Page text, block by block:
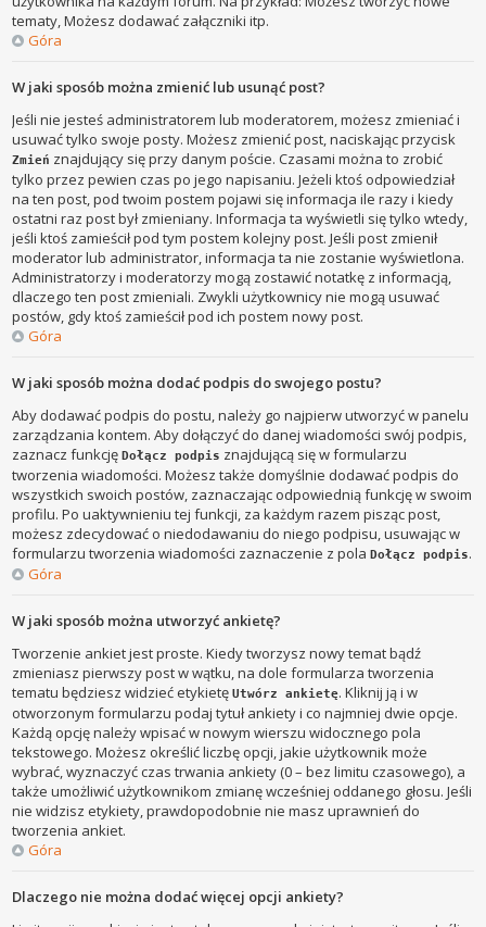
tematy, Możesz dodawać załączniki itp.
Góra
W jaki sposób można zmienić lub usunąć post?
Jeśli nie jesteś administratorem lub moderatorem, możesz zmieniać i
usuwać tylko swoje posty. Możesz zmienić post, naciskając przycisk
Zmień znajdujący się przy danym poście. Czasami można to zrobić
tylko przez pewien czas po jego napisaniu. Jeżeli ktoś odpowiedział
na ten post, pod twoim postem pojawi się informacja ile razy i kiedy
ostatni raz post był zmieniany. Informacja ta wyświetli się tylko wtedy,
jeśli ktoś zamieścił pod tym postem kolejny post. Jeśli post zmienił
moderator lub administrator, informacja ta nie zostanie wyświetlona.
Administratorzy i moderatorzy mogą zostawić notatkę z informacją,
dlaczego ten post zmieniali. Zwykli użytkownicy nie mogą usuwać
postów, gdy ktoś zamieścił pod ich postem nowy post.
Góra
W jaki sposób można dodać podpis do swojego postu?
Aby dodawać podpis do postu, należy go najpierw utworzyć w panelu
zarządzania kontem. Aby dołączyć do danej wiadomości swój podpis,
zaznacz funkcjęDołącz podpis znajdującą się w formularzu
tworzenia wiadomości. Możesz także domyślnie dodawać podpis do
wszystkich swoich postów, zaznaczając odpowiednią funkcję w swoim
profilu. Po uaktywnieniu tej funkcji, za każdym razem pisząc post,
możesz zdecydować o niedodawaniu do niego podpisu, usuwając w
formularzu tworzenia wiadomości zaznaczenie z polaDołącz podpis.
Góra
W jaki sposób można utworzyć ankietę?
Tworzenie ankiet jest proste. Kiedy tworzysz nowy temat bądź
zmieniasz pierwszy post w wątku, na dole formularza tworzenia
tematu będziesz widzieć etykietęUtwórz ankietę. Kliknij ją i w
otworzonym formularzu podaj tytuł ankiety i co najmniej dwie opcje.
Każdą opcję należy wpisać w nowym wierszu widocznego pola
tekstowego. Możesz określić liczbę opcji, jakie użytkownik może
wybrać, wyznaczyć czas trwania ankiety (0 – bez limitu czasowego), a
także umożliwić użytkownikom zmianę wcześniej oddanego głosu. Jeśli
nie widzisz etykiety, prawdopodobnie nie masz uprawnień do
tworzenia ankiet.
Góra
Dlaczego nie można dodać więcej opcji ankiety?